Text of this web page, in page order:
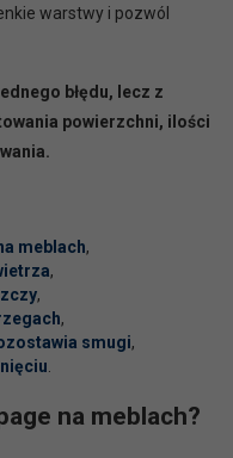
warstwy i pozwól
błędu, lecz z
powierzchni, ilości
meblach,
,
,
,
smugi,
na meblach?